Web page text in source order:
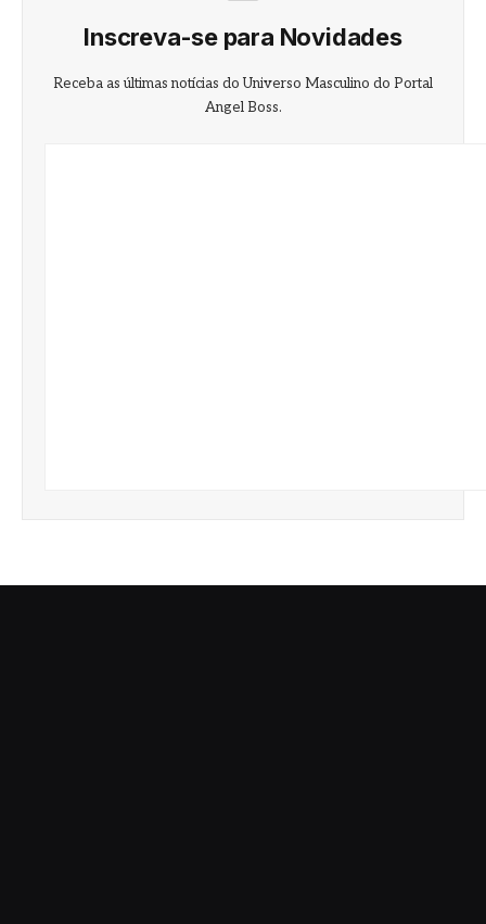
Inscreva-se para Novidades
Receba as últimas notícias do Universo Masculino do Portal
Angel Boss.